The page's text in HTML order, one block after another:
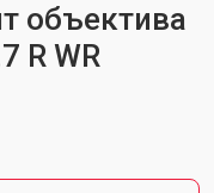
объектива
R WR